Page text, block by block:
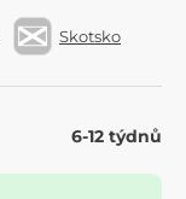
Skotsko
6-12 týdnů